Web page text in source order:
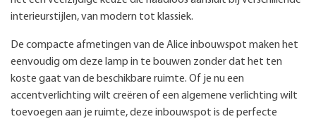
interieurstijlen, van modern tot klassiek.
De compacte afmetingen van de Alice inbouwspot maken het
eenvoudig om deze lamp in te bouwen zonder dat het ten
koste gaat van de beschikbare ruimte. Of je nu een
accentverlichting wilt creëren of een algemene verlichting wilt
toevoegen aan je ruimte, deze inbouwspot is de perfecte